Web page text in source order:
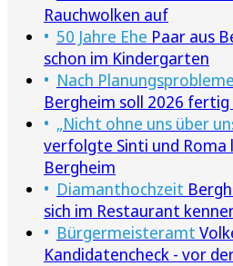
Rauchwolken auf
50 Jahre Ehe Paar aus
schon im Kindergarten
Nach
Bergheim soll 2026 fertig
„Nicht ohne uns über
verfolgte Sinti und
Bergheim
Diamanthochzeit
sich im Restaurant
Bürgermeisteramt
Kandidatencheck - vor